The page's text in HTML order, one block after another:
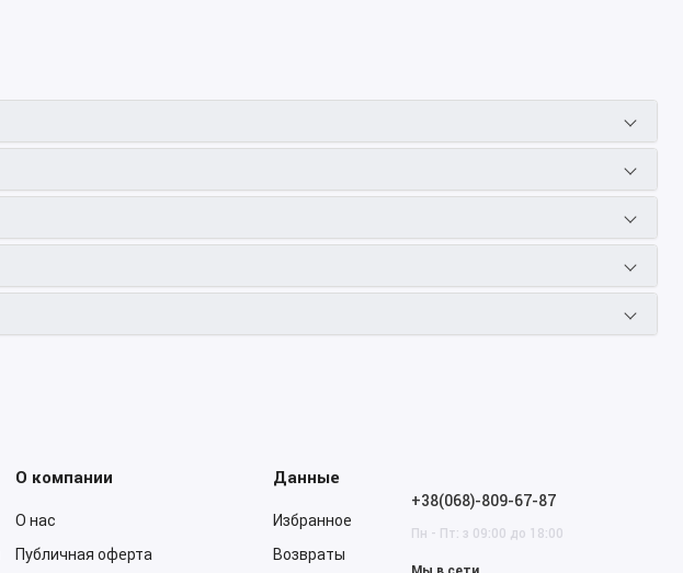
О компании
О нас
Публичная оферта
Данные
Избранное
Возвраты
+38(068)-809-67-87
Пн - Пт: з 09:00 до 18:00